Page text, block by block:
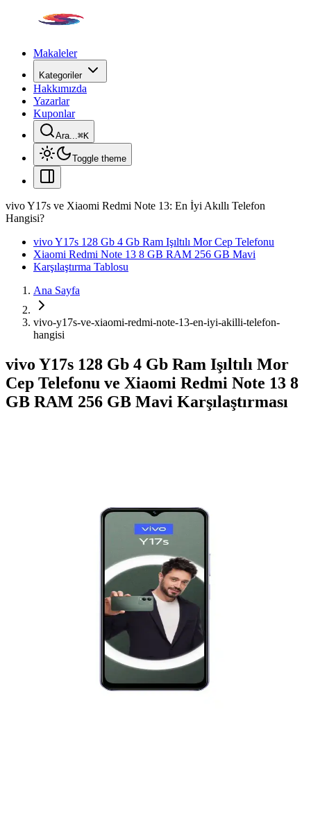
Makaleler
Kategoriler
Hakkımızda
Yazarlar
Kuponlar
Ara...⌘K
Toggle theme
vivo Y17s ve Xiaomi Redmi Note 13: En İyi Akıllı Telefon
Hangisi?
vivo Y17s 128 Gb 4 Gb Ram Işıltılı Mor Cep Telefonu
Xiaomi Redmi Note 13 8 GB RAM 256 GB Mavi
Karşılaştırma Tablosu
Ana Sayfa
vivo-y17s-ve-xiaomi-redmi-note-13-en-iyi-akilli-telefon-
hangisi
vivo Y17s 128 Gb 4 Gb Ram Işıltılı Mor
Cep Telefonu ve Xiaomi Redmi Note 13 8
GB RAM 256 GB Mavi Karşılaştırması